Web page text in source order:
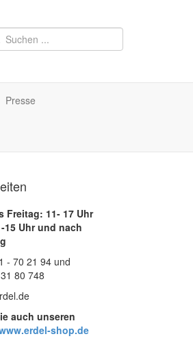
Presse
Freitag: 11- 17 Uhr
15 Uhr und nach
- 70 21 94 und
80 748
auch unseren
shop.de